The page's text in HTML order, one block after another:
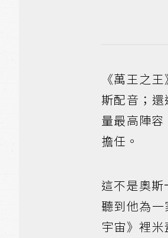
《萬王之
斯配音；
量最高陣
擔任。
這不是奧
聽到他為
宇宙》裡